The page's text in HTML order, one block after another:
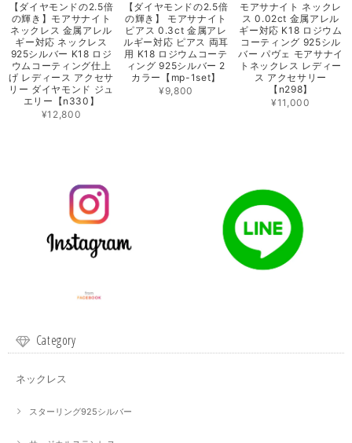
【ダイヤモンドの2.5倍
の輝き】モアサナイト
ネックレス 金属アレル
ギー対応 ネックレス
925シルバー K18 ロジ
ウムコーティング仕上
げ レディース アクセサ
リー ダイヤモンド ジュ
エリー【n330】
¥12,800
【ダイヤモンドの2.5倍
の輝き】 モアサナイト
ピアス 0.3ct 金属アレ
ルギー対応 ピアス 両耳
用 K18 ロジウムコーテ
ィング 925シルバー 2
カラー【mp-1set】
¥9,800
モアサナイト ネックレ
ス 0.02ct 金属アレル
ギー対応 K18 ロジウム
コーティング 925シル
バー パヴェ モアサナイ
トネックレス レディー
ス アクセサリー
【n298】
¥11,000
Category
ネックレス
スターリング925シルバー